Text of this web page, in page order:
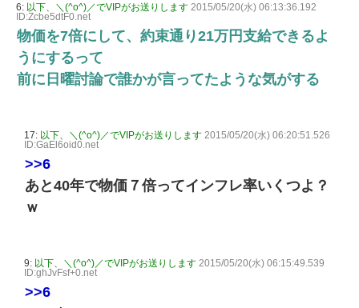
6: 以下、＼(^o^)／でVIPがお送りします 2015/05/20(水) 06:13:36.192
ID:Zcbe5dtF0.net
物価を7倍にして、約束通り21万円支給できるよ
うにするって
前に日曜討論で誰かが言ってたような気がする
17: 以下、＼(^o^)／でVIPがお送りします 2015/05/20(水) 06:20:51.526
ID:GaEl6oid0.net
>>6
あと40年で物価７倍ってインフレ率いくつよ？
ｗ
9: 以下、＼(^o^)／でVIPがお送りします 2015/05/20(水) 06:15:49.539
ID:ghJvFsf+0.net
>>6